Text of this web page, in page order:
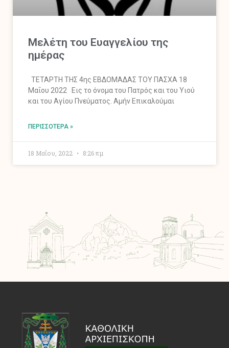
Mελέτη του Ευαγγελίου της
ημέρας
ΤΕΤΑΡΤΗ ΤΗΣ 4ης ΕΒΔΟΜΑΔΑΣ ΤΟΥ ΠΑΣΧΑ 18
Μαΐου 2022 Εις το όνομα του Πατρός και του Υιού
και του Αγίου Πνεύματος. Αμήν Επικαλούμαι
ΠΕΡΙΣΣΌΤΕΡΑ »
18 Μαΐου, 2022 8:26 πμ